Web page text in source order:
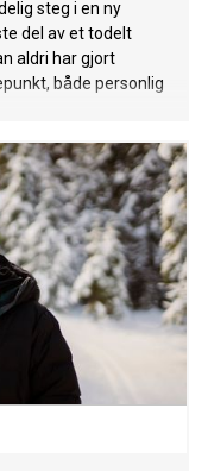
steg i en ny
del av et todelt
aldri har gjort
både personlig